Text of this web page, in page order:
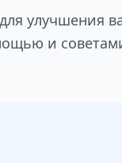
улучшения
и